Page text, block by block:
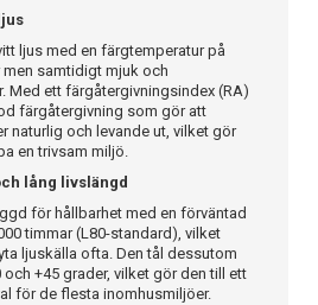
ljus med en färgtemperatur på
men samtidigt mjuk och
Med ett färgåtergivningsindex (RA)
färgåtergivning som gör att
naturlig och levande ut, vilket gör
en trivsam miljö.
lång livslängd
för hållbarhet med en förväntad
timmar (L80-standard), vilket
ljuskälla ofta. Den tål dessutom
+45 grader, vilket gör den till ett
för de flesta inomhusmiljöer.